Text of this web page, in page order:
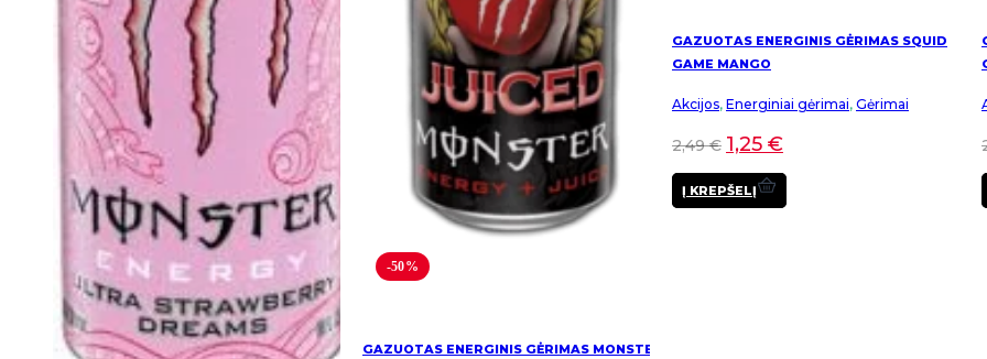
-50%
GAZUOTAS ENERGINIS GĖRIMAS MONSTER
GAZUOTAS ENERGINIS GĖRIMAS SQUID
GAME MANGO
Akcijos, Energiniai gėrimai, Gėrimai
2,49€ 1,25 €
Į KREPŠELĮ